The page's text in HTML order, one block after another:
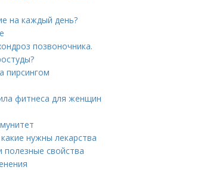
на каждый день?
позвоночника.
пирсингом
фитнеса для женщин
нужны лекарства
полезные свойства